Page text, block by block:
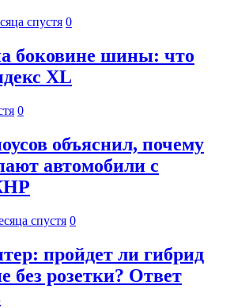
спустя 0
боковине шины: что
XL
0
объяснил, почему
автомобили с
спустя 0
пройдет ли гибрид
без розетки? Ответ